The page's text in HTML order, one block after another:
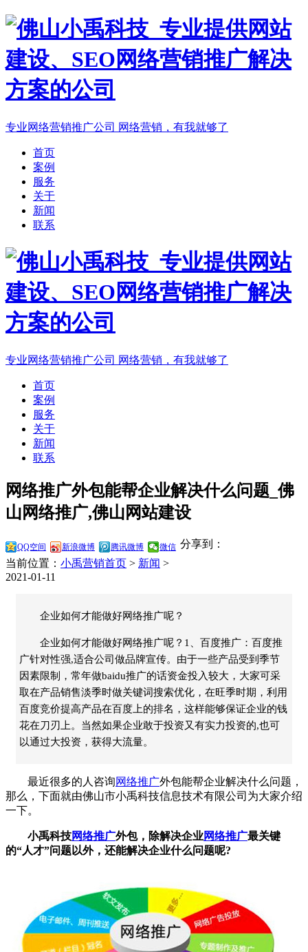
专业网络营销推广公司 网络营销，有我就够了
首页
案例
服务
关于
新闻
联系
专业网络营销推广公司 网络营销，有我就够了
首页
案例
服务
关于
新闻
联系
网络推广外包能帮企业解决什么问题_佛
山网络推广,佛山网站建设
分享到：
QQ空间 新浪微博 腾讯微博 微信
当前位置： 小禹营销首页 > 新闻 >
2021-01-11
企业如何才能做好网络推广呢？
企业如何才能做好网络推广呢？1、百度推广：百度推
广针对性强,适合公司做品牌宣传。由于一些产品受到季节
因素限制，常年做baidu推广的话资金投入较大，大家可采
取在产品销售淡季时做关键词搜索优化，在旺季时期，利用
百度竞价提高产品在百度上的排名，这样能够保证企业的钱
花在刀刃上。当然如果企业敢于投资又有实力投资的,也可
以通过大投资，获得大流量。
最近很多的人咨询网络推广外包能帮企业解决什么问题，
那么，下面就由佛山市小禹科技信息技术有限公司为大家介绍
一下。
小禹科技网络推广外包，除解决企业网络推广最关键
的“人才”问题以外，还能解决企业什么问题呢?